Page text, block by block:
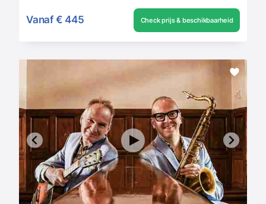
Vanaf € 445 Check prijs & beschikbaarheid